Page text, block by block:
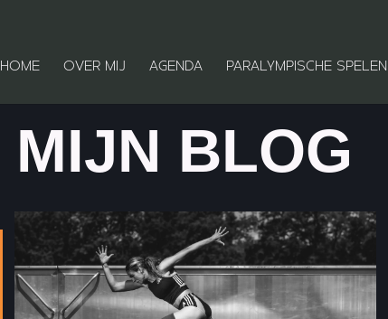
HOME OVER MIJ AGENDA PARALYMPISCHE SPELEN
MIJN BLOG